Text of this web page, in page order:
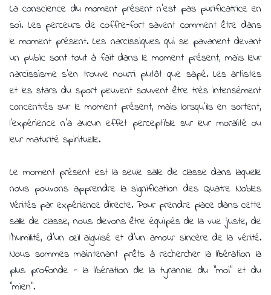
La conscience du moment présent n'est pas purificatrice en
soi. Les perceurs de coffre-fort savent comment être dans
le moment présent. Les narcissiques qui se pavanent devant
un public sont tout à fait dans le moment présent, mais leur
narcissisme s'en trouve nourri plutôt que sapé. Les artistes
et les stars du sport peuvent souvent être très intensément
concentrés sur le moment présent, mais lorsqu'ils en sortent,
l'expérience n'a aucun effet perceptible sur leur moralité ou
leur maturité spirituelle.
Le moment présent est la seule salle de classe dans laquelle
nous pouvons apprendre la signification des Quatre Nobles
Vérités par expérience directe. Pour prendre place dans cette
salle de classe, nous devons être équipés de la vue juste, de
l'humilité, d'un œil aiguisé et d'un amour sincère de la vérité.
Nous sommes maintenant prêts à rechercher la libération la
plus profonde - la libération de la tyrannie du "moi" et du
"mien".